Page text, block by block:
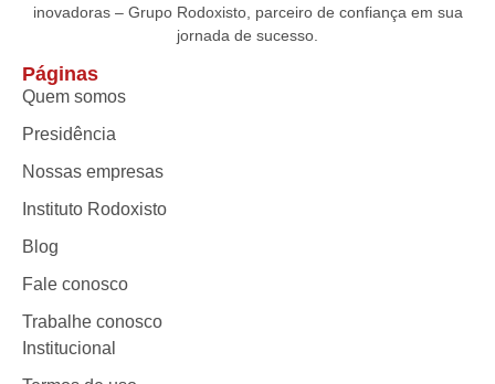
inovadoras – Grupo Rodoxisto, parceiro de confiança em sua
jornada de sucesso.
Páginas
Quem somos
Presidência
Nossas empresas
Instituto Rodoxisto
Blog
Fale conosco
Trabalhe conosco
Institucional